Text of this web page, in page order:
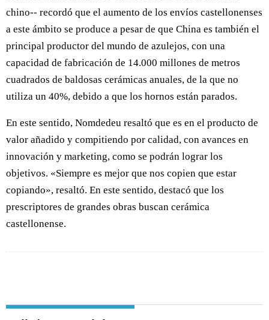
chino-- recordó que el aumento de los envíos castellonenses
a este ámbito se produce a pesar de que China es también el
principal productor del mundo de azulejos, con una
capacidad de fabricación de 14.000 millones de metros
cuadrados de baldosas cerámicas anuales, de la que no
utiliza un 40%, debido a que los hornos están parados.
En este sentido, Nomdedeu resaltó que es en el producto de
valor añadido y compitiendo por calidad, con avances en
innovación y marketing, como se podrán lograr los
objetivos. «Siempre es mejor que nos copien que estar
copiando», resaltó. En este sentido, destacó que los
prescriptores de grandes obras buscan cerámica
castellonense.